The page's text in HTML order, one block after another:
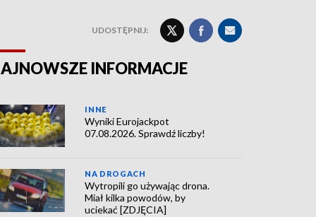
UDOSTĘPNIJ:
INFORMACJE
INNE
Wyniki Eurojackpot
07.08.2026. Sprawdź liczby!
NA DROGACH
Wytropili go używając drona.
Miał kilka powodów, by
uciekać [ZDJĘCIA]